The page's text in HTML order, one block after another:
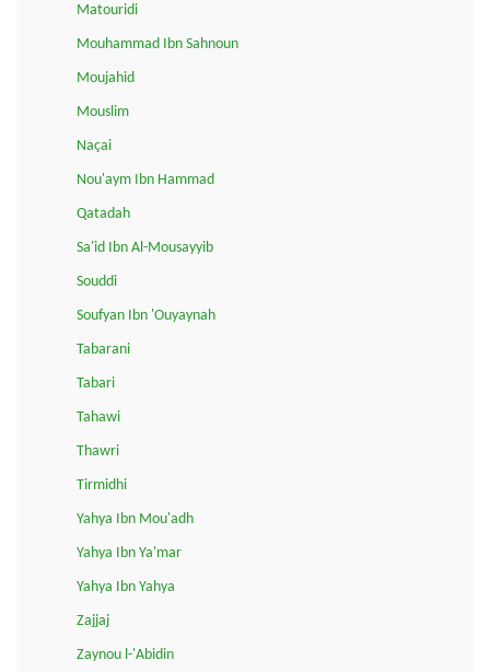
Matouridi
Mouhammad Ibn Sahnoun
Moujahid
Mouslim
Naçai
Nou'aym Ibn Hammad
Qatadah
Sa'id Ibn Al-Mousayyib
Souddi
Soufyan Ibn 'Ouyaynah
Tabarani
Tabari
Tahawi
Thawri
Tirmidhi
Yahya Ibn Mou'adh
Yahya Ibn Ya'mar
Yahya Ibn Yahya
Zajjaj
Zaynou l-'Abidin